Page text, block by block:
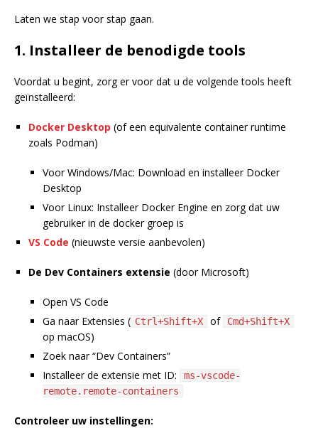
Laten we stap voor stap gaan.
1. Installeer de benodigde tools
Voordat u begint, zorg er voor dat u de volgende tools heeft
geïnstalleerd:
Docker Desktop (of een equivalente container runtime
zoals Podman)
Voor Windows/Mac: Download en installeer Docker
Desktop
Voor Linux: Installeer Docker Engine en zorg dat uw
gebruiker in de docker groep is
VS Code (nieuwste versie aanbevolen)
De Dev Containers extensie (door Microsoft)
Open VS Code
Ga naar Extensies ( Ctrl+Shift+X of Cmd+Shift+X
op macOS)
Zoek naar “Dev Containers”
Installeer de extensie met ID:
ms-vscode-
remote.remote-containers
Controleer uw instellingen: